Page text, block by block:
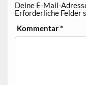
Deine E-Mail-
Erforderliche Felder
Kommentar*